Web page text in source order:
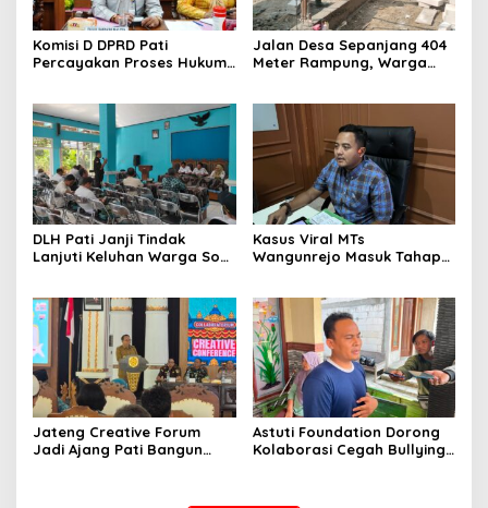
Komisi D DPRD Pati
Percayakan Proses Hukum
Jalan Desa Sepanjang 404
Meter Rampung, Warga
DLH Pati Janji Tindak
Lanjuti Keluhan Warga Soal
Kasus Viral MTs
Wangunrejo Masuk Tahap
Jateng Creative Forum
Jadi Ajang Pati Bangun
Astuti Foundation Dorong
Kolaborasi Cegah Bullying